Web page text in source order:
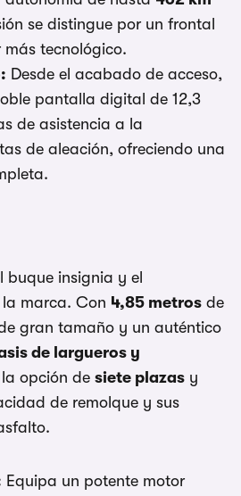
se distingue por un frontal
tecnológico.
Desde el acabado de acceso,
pantalla digital de 12,3
de asistencia a la
de aleación, ofreciendo una
buque insignia y el
marca. Con 4,85 metros de
gran tamaño y un auténtico
de largueros y
opción de siete plazas y
de remolque y sus
Equipa un potente motor